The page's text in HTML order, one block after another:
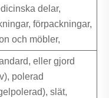
delar,
förpackningar,
och möbler,
eller gjord
polerad
slät,